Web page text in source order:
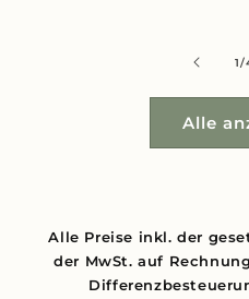
1/
Alle
Alle Preise inkl. der
der MwSt. auf